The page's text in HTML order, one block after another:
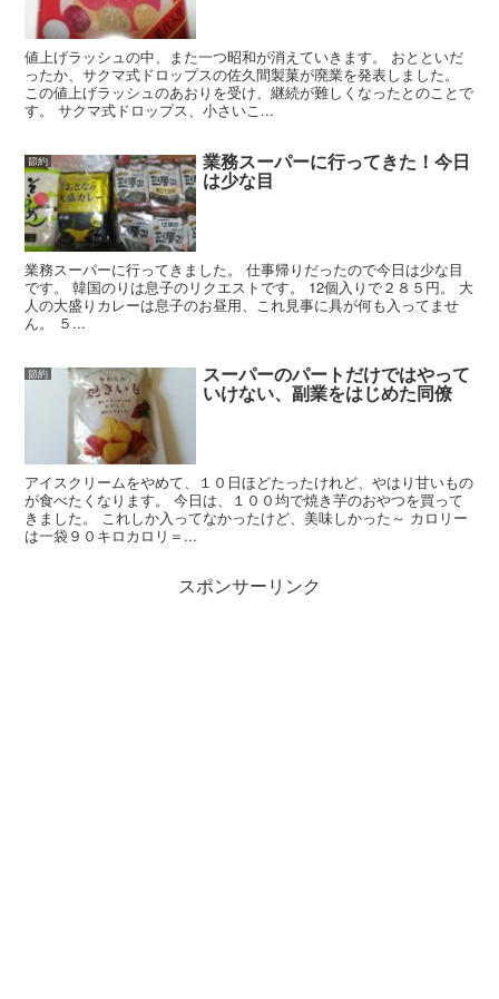
値上げラッシュの中、また一つ昭和が消えていきます。 おとといだ
ったか、サクマ式ドロップスの佐久間製菓が廃業を発表しました。
この値上げラッシュのあおりを受け、継続が難しくなったとのことで
す。 サクマ式ドロップス、小さいこ...
節約 業務スーパーに行ってきた！今日
は少な目
業務スーパーに行ってきました。 仕事帰りだったので今日は少な目
です。 韓国のりは息子のリクエストです。 12個入りで２８５円。 大
人の大盛りカレーは息子のお昼用、これ見事に具が何も入ってませ
ん。 ５...
節約 スーパーのパートだけではやって
いけない、副業をはじめた同僚
アイスクリームをやめて、１０日ほどたったけれど、やはり甘いもの
が食べたくなります。 今日は、１００均で焼き芋のおやつを買って
きました。 これしか入ってなかったけど、美味しかった～ カロリー
は一袋９０キロカロリ＝...
スポンサーリンク